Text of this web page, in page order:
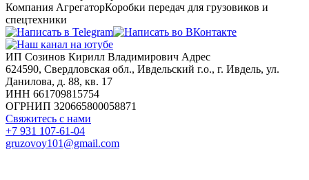
Компания АгрегаторКоробки передач для грузовиков и
спецтехники
ИП Созинов Кирилл Владимирович Адрес
624590, Свердловская обл., Ивдельский г.о., г. Ивдель, ул.
Данилова, д. 88, кв. 17
ИНН 661709815754
ОГРНИП 320665800058871
Свяжитесь с нами
+7 931 107-61-04
gruzovoy101@gmail.com